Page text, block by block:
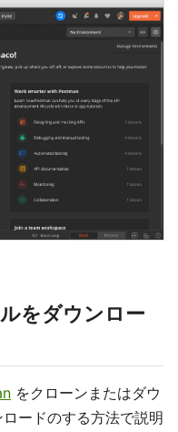
をダウンロー
をクローンまたはダウ
ードのする方法で説明